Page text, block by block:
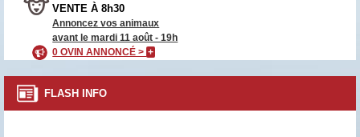
VENTE À 8h30
Annoncez vos animaux
avant le mardi 11 août - 19h
0 OVIN ANNONCÉ >+
FLASH INFO